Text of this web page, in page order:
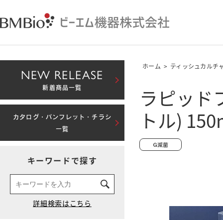
ホーム > ティッシュカルチ
ラピッド
トル)
NEW RELEASE
新着商品一覧
カタログ・パンフレット・チラシ
一覧
キーワードで探す